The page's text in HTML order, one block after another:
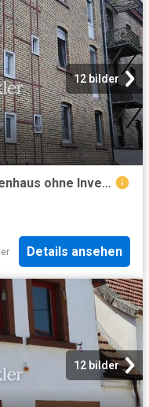
12 bilder
PROVISIONSFREIES Mehrfamilienhaus ohne Investitionsstau TOP gepflegt
Details ansehen
12 bilder